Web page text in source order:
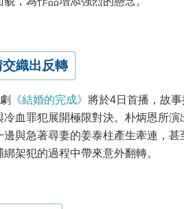
織出反轉
《結婚的完成》 將於4日首播，故
冷血罪犯展開極限對決。朴炳恩所
邊與急著尋妻的姜泰柱產生牽連，
架犯的過程中帶來意外翻轉。